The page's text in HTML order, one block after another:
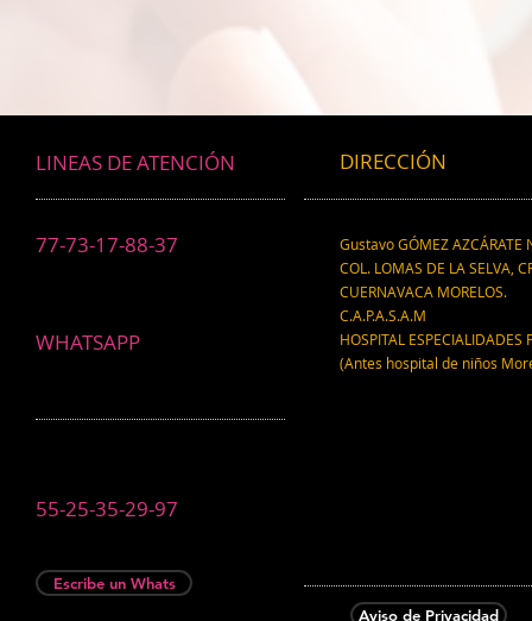
LINEAS DE ATENCIÓN
77-73-17-88-37
WHATSAPP
DIRECCIÓN
Gustavo GÓMEZ AZCÁRATE
COL. LOMAS DE LA SELVA,
CUERNAVACA MORELOS.
C.A.P.A.S.A.M
HOSPITAL ESPECIALIDADES
(Antes hospital de niños
55-25-35-29-97
Escribe un Whats
Aviso de Privacidad